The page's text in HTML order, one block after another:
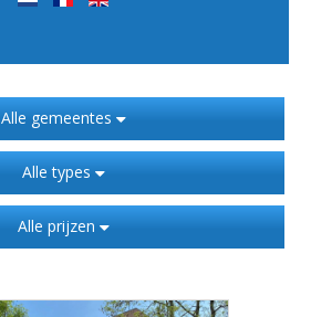
Alle gemeentes
Alle types
Alle prijzen